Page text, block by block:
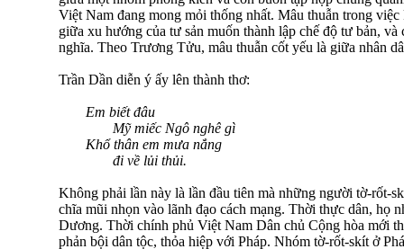
Việt Nam đang mong mỏi thống nhất. Mâu thuẫn trong
giữa xu hướng của tư sản muốn thành lập chế độ tư bản,
nghĩa. Theo Trương Tửu, mâu thuẫn cốt yếu là giữa nhân
Trần Dần diễn ý ấy lên thành thơ:
Em biết đâu
Mỹ miếc Ngô nghê gì
Khổ thân em mưa nắng
đi về lủi thủi.
Không phải lần này là lần đầu tiên mà những người tờ-rốt-
chĩa mũi nhọn vào lãnh đạo cách mạng. Thời thực dân, họ
Dương. Thời chính phủ Việt Nam Dân chủ Cộng hòa mới
phản bội dân tộc, thỏa hiệp với Pháp. Nhóm tờ-rốt-skít ở